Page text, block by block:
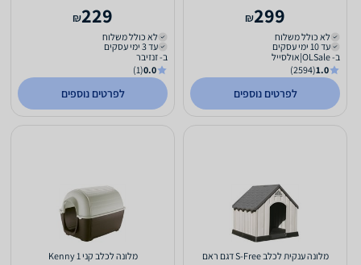
299
₪
לא כולל משלוח
עד 10 ימי עסקים
ב- OLSale|אולסייל
1.0
(2594)
לפרטים נוספים
229
₪
לא כולל משלוח
עד 3 ימי עסקים
ב- זנזיבר
0.0
(1)
לפרטים נוספים
מלונה ענקית לכלב S-Free דגם ראם מלונה לכלב קני 1 Kenny